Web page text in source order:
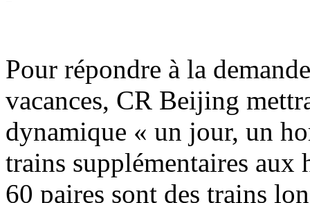
Pour répondre à la
vacances, CR Beijing
dynamique « un jour, un
trains supplémentaires aux
60 paires sont des trains